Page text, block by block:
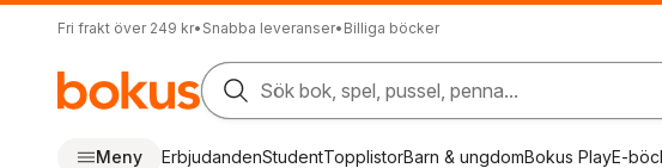
Fri frakt över 249 kr• Snabba leveranser• Billiga böcker
Sök bok, spel, pussel, penna...
Meny ErbjudandenStudentTopplistorBarn & ungdomBokus PlayE-